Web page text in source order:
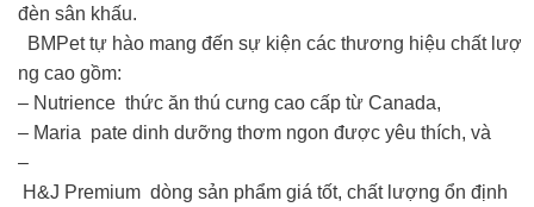
đèn sân khấu.
BMPet tự hào mang đến sự kiện các thương hiệu chất lượ
ng cao gồm:
– Nutrience thức ăn thú cưng cao cấp từ Canada,
– Maria pate dinh dưỡng thơm ngon được yêu thích, và
–
H&J Premium dòng sản phẩm giá tốt, chất lượng ổn định